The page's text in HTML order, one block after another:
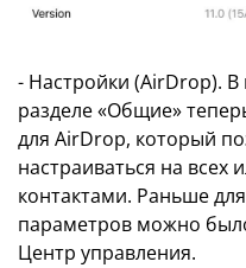
- Настройки (AirDrop).
разделе «Общие»
для AirDrop, который
настраиваться на всех
контактами. Раньше
параметров можно
Центр управления.